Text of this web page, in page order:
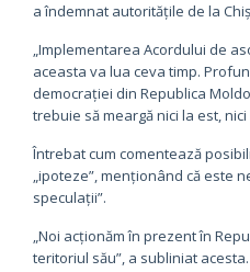
a îndemnat autoritățile de la
„Implementarea Acordului de
aceasta va lua ceva timp.
democrației din Republica
trebuie să meargă nici la est,
Întrebat cum comentează
„ipoteze”, menționând că este
speculații”.
„Noi acționăm în prezent în
teritoriul său”, a subliniat acesta.